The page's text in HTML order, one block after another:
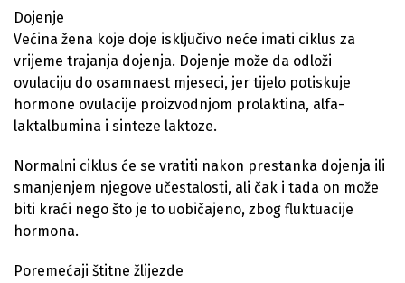
Dojenje
Većina žena koje doje isključivo neće imati ciklus za
vrijeme trajanja dojenja. Dojenje može da odloži
ovulaciju do osamnaest mjeseci, jer tijelo potiskuje
hormone ovulacije proizvodnjom prolaktina, alfa-
laktalbumina i sinteze laktoze.
Normalni ciklus će se vratiti nakon prestanka dojenja ili
smanjenjem njegove učestalosti, ali čak i tada on može
biti kraći nego što je to uobičajeno, zbog fluktuacije
hormona.
Poremećaji štitne žlijezde